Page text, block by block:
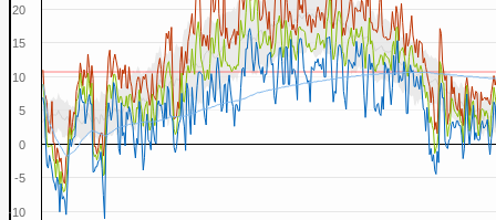
-10
-5
0
5
10
15
20